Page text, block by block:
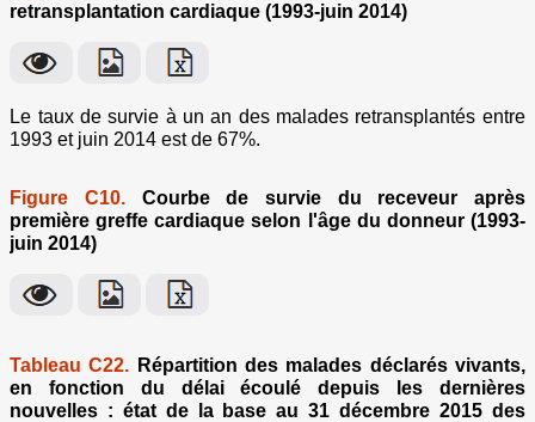
retransplantation cardiaque (1993-juin 2014)
Le taux de survie à un an des malades retransplantés entre
1993 et juin 2014 est de 67%.
Figure C10.Courbe de survie du receveur après
première greffe cardiaque selon l'âge du donneur (1993-
juin 2014)
Tableau C22. Répartition des malades déclarés vivants,
en fonction du délai écoulé depuis les dernières
nouvelles : état de la base au 31 décembre 2015 des